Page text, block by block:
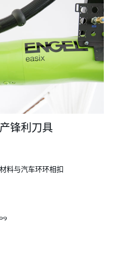
锋利刀具
料与汽车环环相扣